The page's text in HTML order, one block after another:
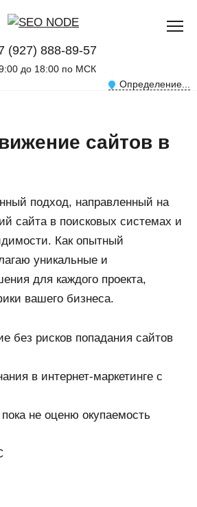
(927) 888-89-57
до 18:00 по МСК
Определение...
сайтов в
подход, направленный на
сайта в поисковых системах и
Как опытный
уникальные и
для каждого проекта,
вашего бизнеса.
без рисков попадания сайтов
в интернет-маркетинге с
не оценю окупаемость